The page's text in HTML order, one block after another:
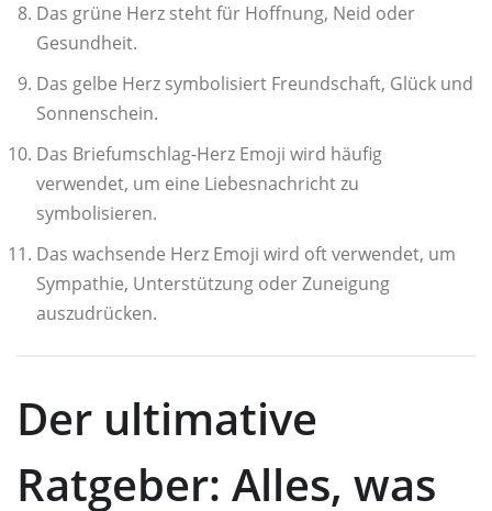
Das grüne Herz steht für Hoffnung, Neid oder
Gesundheit.
Das gelbe Herz symbolisiert Freundschaft, Glück und
Sonnenschein.
Das Briefumschlag-Herz Emoji wird häufig
verwendet, um eine Liebesnachricht zu
symbolisieren.
Das wachsende Herz Emoji wird oft verwendet, um
Sympathie, Unterstützung oder Zuneigung
auszudrücken.
Der ultimative
Ratgeber: Alles, was